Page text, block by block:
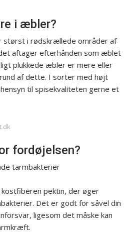
i æbler?
størst i rødskrællede områder af
aftager efterhånden som æblet
plukkede æbler er mere eller
af dette. I sorter med højt
til spisekvaliteten gerne et
fordøjelsen?
tarmbakterier
pektin, der øger
Det er godt for såvel din
ligesom det måske kan